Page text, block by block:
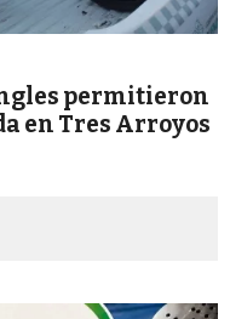
permitieron
en Tres Arroyos